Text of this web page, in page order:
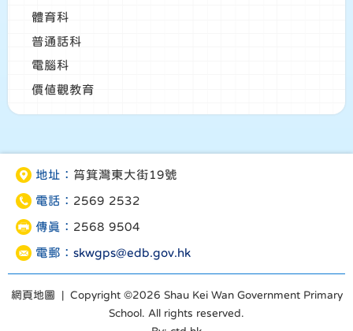
體育科
普通話科
電腦科
價值觀教育
地址： 筲箕灣東大街19號
電話： 2569 2532
傳真： 2568 9504
電郵： skwgps@edb.gov.hk
網頁地圖 | Copyright ©2026 Shau Kei Wan Government Primary
School. All rights reserved.